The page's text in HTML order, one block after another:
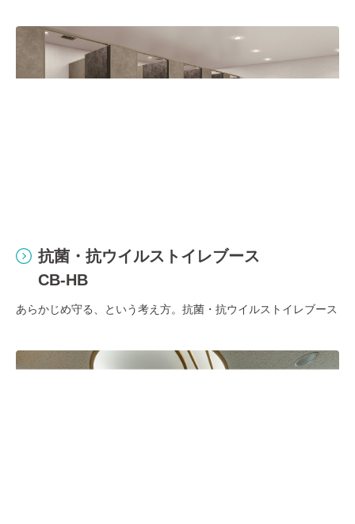
抗菌・抗ウイルストイレブース
CB-HB
あらかじめ守る、という考え方。抗菌・抗ウイルストイレブース